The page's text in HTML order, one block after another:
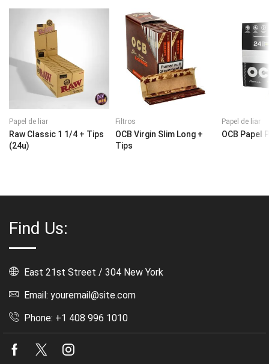
Papel de liar
Raw Classic 1 1/4 + Tips
(24u)
Filtros
OCB Virgin Slim Long +
Tips
Papel de liar
OCB Papel
Find Us:
East 21st Street / 304 New York
Email: youremail@site.com
Phone: +1 408 996 1010
Facebook
Twitter